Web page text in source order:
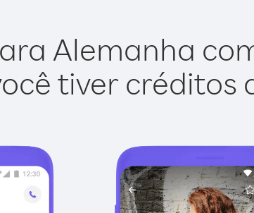
Alemanha
tiver créditos